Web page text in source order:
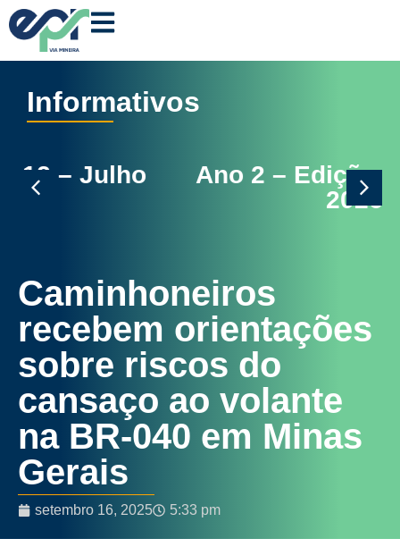
Informativos
Ano 2 – Edição 11 – Junho
Caminhoneiros
recebem orientações
sobre riscos do
cansaço ao volante
na BR-040 em Minas
Gerais
setembro 16, 2025 5:33 pm